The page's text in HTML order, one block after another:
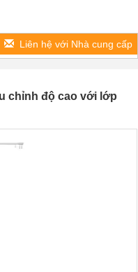
Liên hệ với Nhà cung cấp
chỉnh độ cao với lớp